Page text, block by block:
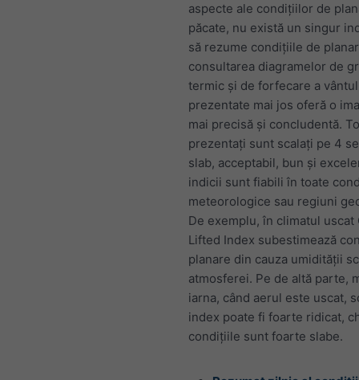
aspecte ale condițiilor de
păcate, nu există un singur
să rezume condițiile de
consultarea diagramelor de
termic și de forfecare a
prezentate mai jos oferă o
mai precisă și concludentă.
prezentați sunt scalați pe 4
slab, acceptabil, bun și
indicii sunt fiabili în toate
meteorologice sau regiuni
De exemplu, în climatul uscat
Lifted Index subestimează
planare din cauza umidității
atmosferei. Pe de altă parte,
iarna, când aerul este uscat,
index poate fi foarte ridicat,
condițiile sunt foarte slabe.